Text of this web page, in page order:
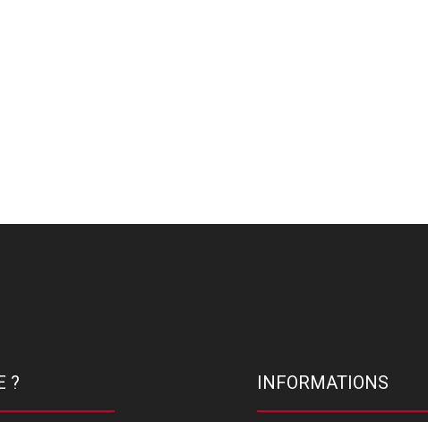
? INFORMATIONS